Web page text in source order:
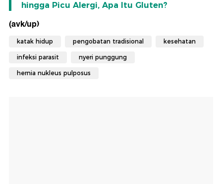
hingga Picu Alergi, Apa Itu Gluten?
(avk/up)
katak hidup pengobatan tradisional kesehatan
infeksi parasit nyeri punggung
hernia nukleus pulposus